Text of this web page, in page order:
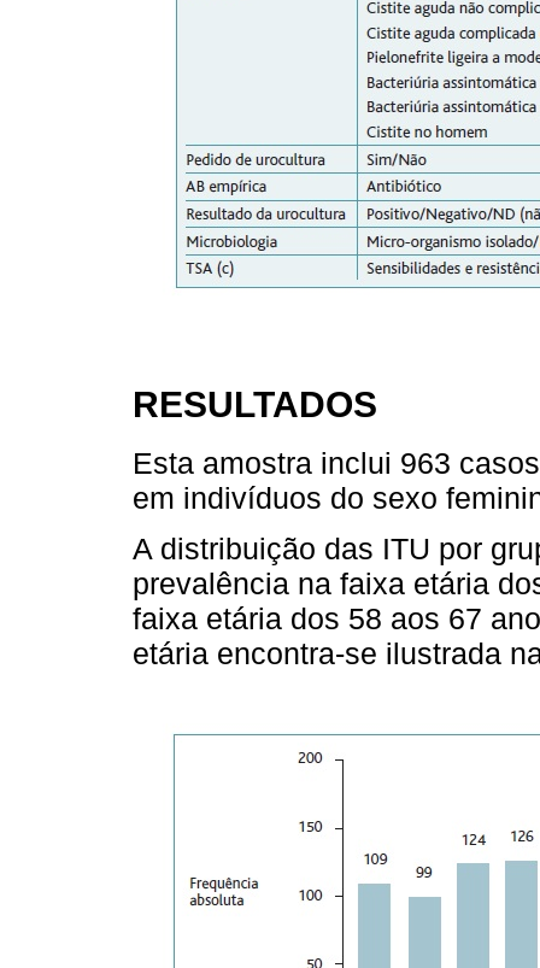
RESULTADOS
Esta amostra inclui 963
em indivíduos do sexo
A distribuição das ITU por
prevalência na faixa etária
faixa etária dos 58 aos 67
etária encontra-se ilustrada